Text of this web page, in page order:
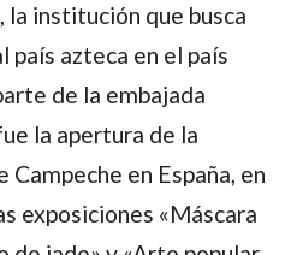
la institución que busca
azteca en el país
de la embajada
la apertura de la
en España, en
exposiciones «Máscara